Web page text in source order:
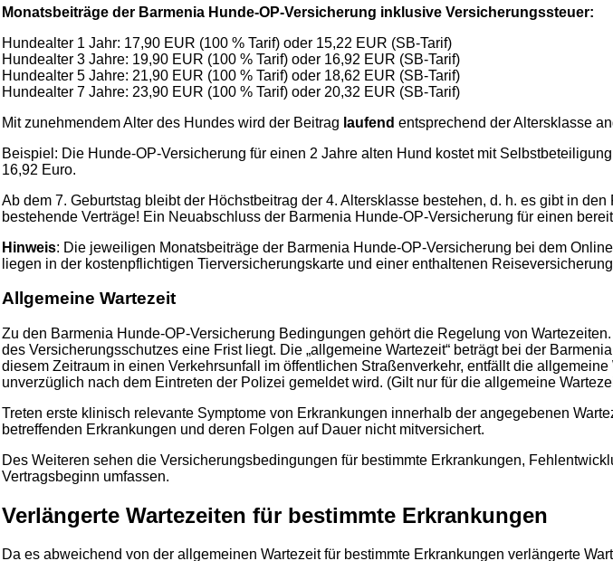
Monatsbeiträge der Barmenia Hunde-OP-Versicherung inklusive Versicherungssteuer:
Hundealter 1 Jahr: 17,90 EUR (100 % Tarif) oder 15,22 EUR (SB-Tarif)
Hundealter 3 Jahre: 19,90 EUR (100 % Tarif) oder 16,92 EUR (SB-Tarif)
Hundealter 5 Jahre: 21,90 EUR (100 % Tarif) oder 18,62 EUR (SB-Tarif)
Hundealter 7 Jahre: 23,90 EUR (100 % Tarif) oder 20,32 EUR (SB-Tarif)
Mit zunehmendem Alter des Hundes wird der Beitrag laufend entsprechend der Altersklasse
Beispiel: Die Hunde-OP-Versicherung für einen 2 Jahre alten Hund kostet mit
16,92 Euro.
Ab dem 7. Geburtstag bleibt der Höchstbeitrag der 4. Altersklasse bestehen, d. h. es gibt in
bestehende Verträge! Ein Neuabschluss der Barmenia Hunde-OP-Versicherung für einen
Hinweis: Die jeweiligen Monatsbeiträge der Barmenia Hunde-OP-Versicherung bei dem
liegen in der kostenpflichtigen Tierversicherungskarte und einer enthaltenen
Allgemeine Wartezeit
Zu den Barmenia Hunde-OP-Versicherung Bedingungen gehört die Regelung von
des Versicherungsschutzes eine Frist liegt. Die „allgemeine Wartezeit“ beträgt bei der
diesem Zeitraum in einen Verkehrsunfall im öffentlichen Straßenverkehr, entfällt die
unverzüglich nach dem Eintreten der Polizei gemeldet wird. (Gilt nur für die allgemeine
Treten erste klinisch relevante Symptome von Erkrankungen innerhalb der angegebenen
betreffenden Erkrankungen und deren Folgen auf Dauer nicht mitversichert.
Des Weiteren sehen die Versicherungsbedingungen für bestimmte Erkrankungen,
Vertragsbeginn umfassen.
Verlängerte Wartezeiten für bestimmte Erkrankungen
Da es abweichend von der allgemeinen Wartezeit für bestimmte Erkrankungen verlängerte